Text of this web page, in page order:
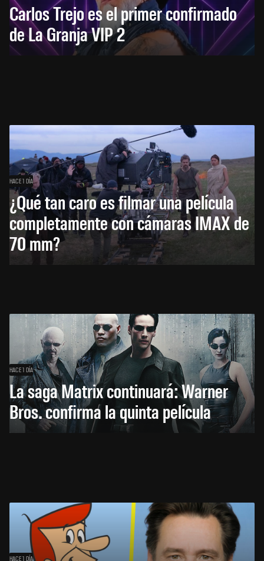
Carlos Trejo es el primer confirmado
de La Granja VIP 2
HACE 1 DÍA
¿Qué tan caro es filmar una película
completamente con cámaras IMAX de
70 mm?
HACE 1 DÍA
La saga Matrix continuará: Warner
Bros. confirma la quinta película
HACE 1 DÍA